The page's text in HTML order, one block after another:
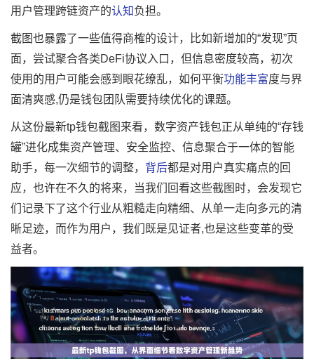
用户管理跨链资产的认知负担。
截图也暴露了一些值得商榷的设计，比如新增加的“发现”页
面，尝试聚合各类DeFi协议入口，但信息密度较高，初次
使用的用户可能会感到眼花缭乱，如何平衡功能丰富度与界
面清爽感,仍是钱包团队需要持续优化的课题。
从这份最新tp钱包截图来看，数字资产钱包正从单纯的“存钱
罐”进化成集资产管理、安全监控、信息聚合于一体的智能
助手，每一次细节的调整， 背后都是对用户真实痛点的回
应，也许在不久的将来，当我们回看这些截图时，会发现它
们记录下了这个行业从粗糙走向精细、从单一走向多元的清
晰足迹，而作为用户，我们既是见证者,也是这些变革的受
益者。